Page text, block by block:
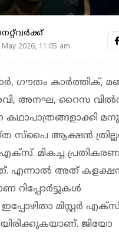
2026, 11:05 am
ഗൗതം കാർത്തിക്,
രവി, അനഘ, റൈസ
കഥാപാത്രങ്ങളാക്കി
സ്പൈ ആക്ഷൻ
എക്സ്. മികച്ച
എന്നാല്‍ അത്
റിപ്പോര്‍ട്ടുകള്‍
ഇപ്പോഴിതാ മിസ്റ്റര്‍
ജിയോ